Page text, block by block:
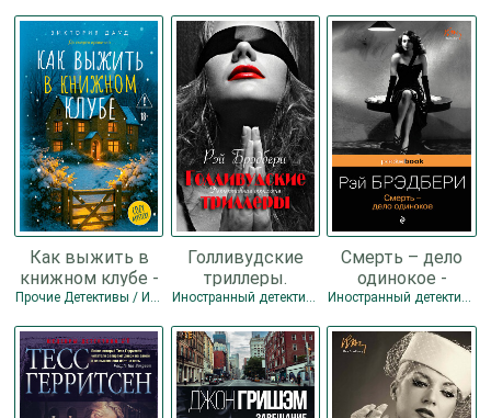
Как выжить в
книжном клубе -
Дауд ВикторияПрочие Детективы / Иронический детектив / Иностранный детектив
Голливудские
триллеры.
Детективная
Брэдбери Рэй
Дуглас
Иностранный детектив / Детектив
Смерть – дело
одинокое -
Брэдбери РэйИностранный детектив / Детектив